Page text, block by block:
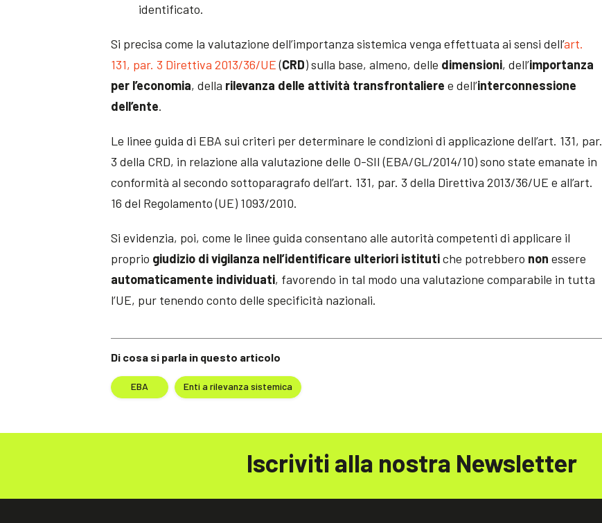
Di cosa si parla in questo articolo
EBA Enti a rilevanza sistemica
identificato.
Si precisa come la valutazione dell’importanza sistemica venga effettuata ai sensi dell’art.
131, par. 3 Direttiva 2013/36/UE(CRD) sulla base, almeno, delle dimensioni, dell’importanza
per l’economia, della rilevanza delle attività transfrontaliere e dell’interconnessione
dell’ente.
Le linee guida di EBA sui criteri per determinare le condizioni di applicazione dell’art. 131, par.
3 della CRD, in relazione alla valutazione delle O-SII (EBA/GL/2014/10) sono state emanate in
conformità al secondo sottoparagrafo dell’art. 131, par. 3 della Direttiva 2013/36/UE e all’art.
16 del Regolamento (UE) 1093/2010.
Si evidenzia, poi, come le linee guida consentano alle autorità competenti di applicare il
proprio giudizio di vigilanza nell’identificare ulteriori istitutiche potrebbero non essere
automaticamente individuati, favorendo in tal modo una valutazione comparabile in tutta
l’UE, pur tenendo conto delle specificità nazionali.
Iscriviti alla nostra Newsletter